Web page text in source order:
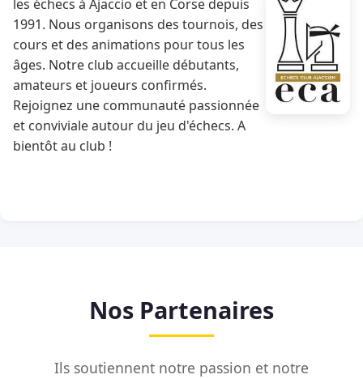
les échecs à Ajaccio et en Corse depuis
1991. Nous organisons des tournois, des
cours et des animations pour tous les
âges. Notre club accueille débutants,
amateurs et joueurs confirmés.
Rejoignez une communauté passionnée
et conviviale autour du jeu d'échecs. A
bientôt au club !
Nos Partenaires
Ils soutiennent notre passion et notre